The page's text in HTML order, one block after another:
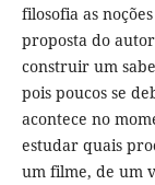
filosofia as
proposta do
construir um
pois poucos se
acontece no
estudar quais
um filme, de um